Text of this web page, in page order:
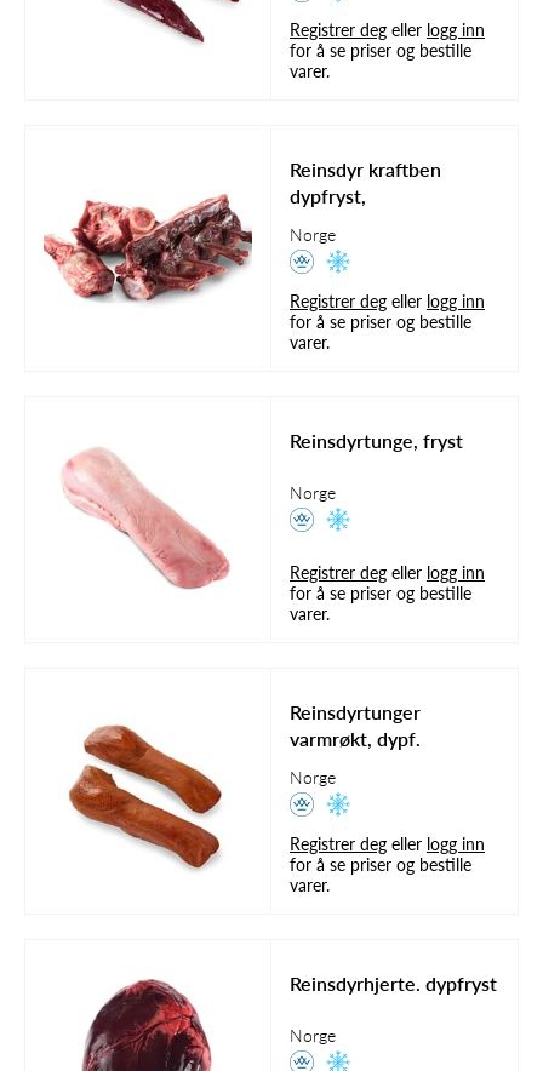
Registrer deg eller logg inn
for å se priser og bestille
varer.
Reinsdyr kraftben
dypfryst,
Norge
Registrer deg eller logg inn
for å se priser og bestille
varer.
Reinsdyrtunge, fryst
Norge
Registrer deg eller logg inn
for å se priser og bestille
varer.
Reinsdyrtunger
varmrøkt, dypf.
Norge
Registrer deg eller logg inn
for å se priser og bestille
varer.
Reinsdyrhjerte. dypfryst
Norge